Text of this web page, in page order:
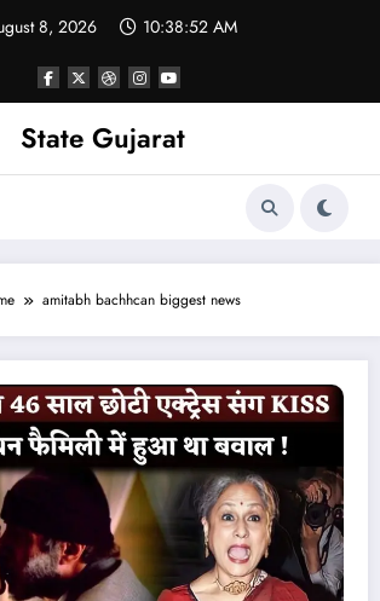
8, 2026 10:38:52 AM
State Gujarat
amitabh bachhcan biggest news